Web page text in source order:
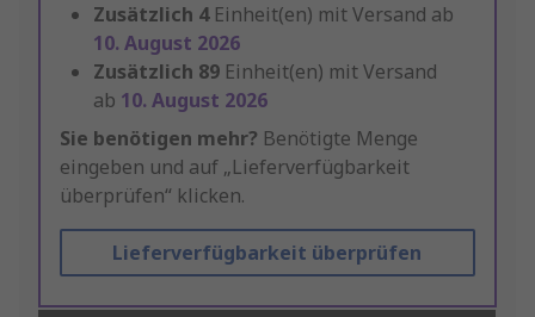
Zusätzlich 4 Einheit(en) mit Versand ab
10. August 2026
Zusätzlich 89 Einheit(en) mit Versand
ab 10. August 2026
Sie benötigen mehr? Benötigte Menge
eingeben und auf „Lieferverfügbarkeit
überprüfen“ klicken.
Lieferverfügbarkeit überprüfen